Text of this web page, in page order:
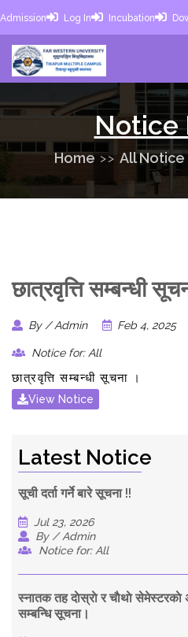
Admission Log In Incubation
Notice
Home All Notice
छात्रवृत्ति सम्बन्धी
By / Admin Feb 4, 2025
Notice for: All
छात्रवृत्ति सम्बन्धी सूचना ।
View Notice
Latest Notice
सूची दर्ता गर्ने बारे सूचना !!
Jul 23, 2026
By / Admin
Notice for: All
स्नातक तह दाेस्राे र चाैथाे सेमेस्टरकाे
सम्बन्धि सूचना।